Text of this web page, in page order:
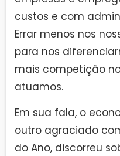
custos e com
Errar menos nos
para nos
mais competição
atuamos.
Em sua fala, o
outro agraciado
do Ano, discorreu